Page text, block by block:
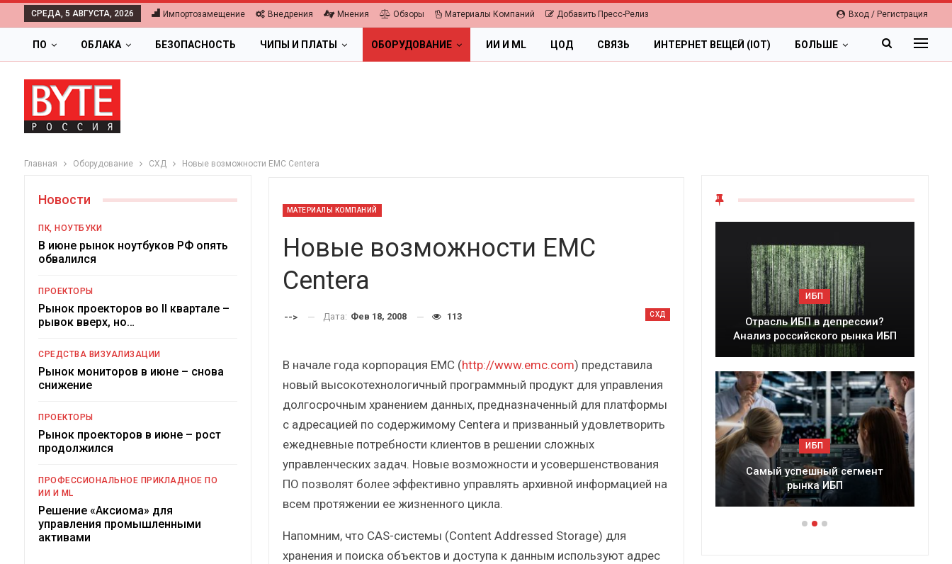
Вход / Регистрация
СРЕДА, 5 АВГУСТА, 2026 Импортозамещение Внедрения Мнения Обзоры Материалы Компаний Добавить Пресс-Релиз
ПО ОБЛАКА БЕЗОПАСНОСТЬ ЧИПЫ И ПЛАТЫ ОБОРУДОВАНИЕ ИИ И ML ЦОД СВЯЗЬ ИНТЕРНЕТ ВЕЩЕЙ (IOT) БОЛЬШЕ
Главная Оборудование СХД Новые возможности EMC Centera
МАТЕРИАЛЫ КОМПАНИЙ
Новые возможности EMC
Centera
СХД
--> Дата: Фев 18, 2008 113
В начале года корпорация ЕМС (http://www.emc.com) представила
новый высокотехнологичный программный продукт для управления
долгосрочным хранением данных, предназначенный для платформы
с адресацией по содержимому Centera и призванный удовлетворить
ежедневные потребности клиентов в решении сложных
управленческих задач. Новые возможности и усовершенствования
ПО позволят более эффективно управлять архивной информацией на
всем протяжении ее жизненного цикла.
Напомним, что CAS-системы (Content Addressed Storage) для
хранения и поиска объектов и доступа к данным используют адрес
Новости
ПК, НОУТБУКИ
В июне рынок ноутбуков РФ опять
обвалился
ПРОЕКТОРЫ
Рынок проекторов во II квартале –
рывок вверх, но…
СРЕДСТВА ВИЗУАЛИЗАЦИИ
Рынок мониторов в июне – снова
снижение
ПРОЕКТОРЫ
Рынок проекторов в июне – рост
продолжился
ПРОФЕССИОНАЛЬНОЕ ПРИКЛАДНОЕ ПО
ИИ И ML
Решение «Аксиома» для
управления промышленными
активами
Цифровая экономика 2026.
Краткий статистический
российский рынок ИБП?
Итоги и Бестселлеры
ИБП
Отрасль ИБП в депрессии?
Часть II.
Отрасль ИБП в депрессии?
Самый успешный сегмент
рынка ИБП
ОБЛАКА
Цифровая экономика 2026.
Краткий статистический
сборник от…
ИБП
Подкосят ли глобальные угрозы
российский рынок ИБП?